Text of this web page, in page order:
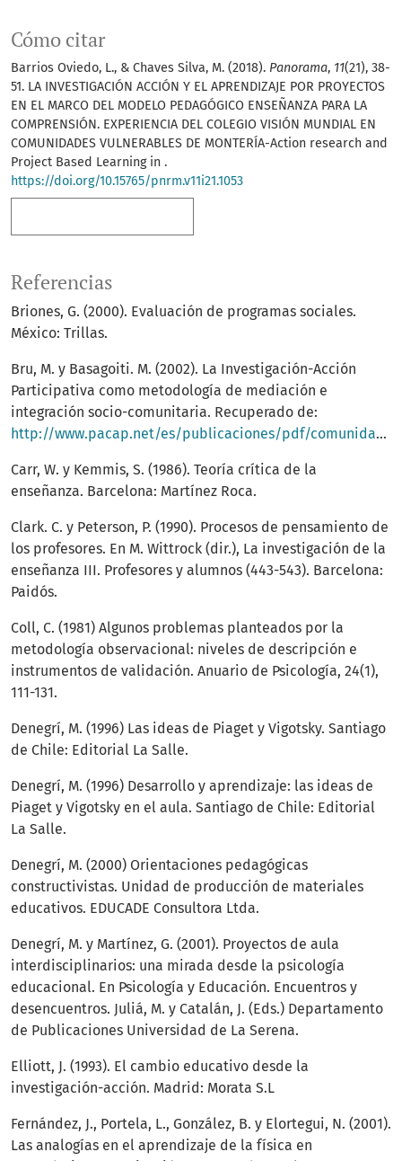
Cómo citar
Barrios Oviedo, L., & Chaves Silva, M. (2018). Panorama, 11(21), 38-
51. LA INVESTIGACIÓN ACCIÓN Y EL APRENDIZAJE POR PROYECTOS
EN EL MARCO DEL MODELO PEDAGÓGICO ENSEÑANZA PARA LA
COMPRENSIÓN. EXPERIENCIA DEL COLEGIO VISIÓN MUNDIAL EN
COMUNIDADES VULNERABLES DE MONTERÍA-Action research and
Project Based Learning in .
https://doi.org/10.15765/pnrm.v11i21.1053
Referencias
Briones, G. (2000). Evaluación de programas sociales.
México: Trillas.
Bru, M. y Basagoiti. M. (2002). La Investigación-Acción
Participativa como metodología de mediación e
integración socio-comunitaria. Recuperado de:
http://www.pacap.net/es/publicaciones/pdf/comunidad/6/documentos_investigacion.pdf
Carr, W. y Kemmis, S. (1986). Teoría crítica de la
enseñanza. Barcelona: Martínez Roca.
Clark. C. y Peterson, P. (1990). Procesos de pensamiento de
los profesores. En M. Wittrock (dir.), La investigación de la
enseñanza III. Profesores y alumnos (443-543). Barcelona:
Paidós.
Coll, C. (1981) Algunos problemas planteados por la
metodología observacional: niveles de descripción e
instrumentos de validación. Anuario de Psicología, 24(1),
111-131.
Denegrí, M. (1996) Las ideas de Piaget y Vigotsky. Santiago
de Chile: Editorial La Salle.
Denegrí, M. (1996) Desarrollo y aprendizaje: las ideas de
Piaget y Vigotsky en el aula. Santiago de Chile: Editorial
La Salle.
Denegrí, M. (2000) Orientaciones pedagógicas
constructivistas. Unidad de producción de materiales
educativos. EDUCADE Consultora Ltda.
Denegrí, M. y Martínez, G. (2001). Proyectos de aula
interdisciplinarios: una mirada desde la psicología
educacional. En Psicología y Educación. Encuentros y
desencuentros. Juliá, M. y Catalán, J. (Eds.) Departamento
de Publicaciones Universidad de La Serena.
Elliott, J. (1993). El cambio educativo desde la
investigación-acción. Madrid: Morata S.L
Fernández, J., Portela, L., González, B. y Elortegui, N. (2001).
Las analogías en el aprendizaje de la física en